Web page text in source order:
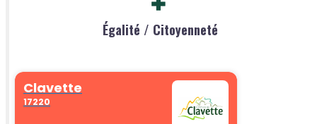
Égalité / Citoyenneté